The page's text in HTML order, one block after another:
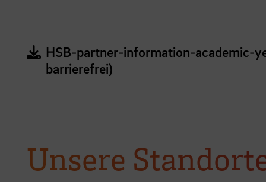
HSB-partner-information-academic-
barrierefrei)
Unsere